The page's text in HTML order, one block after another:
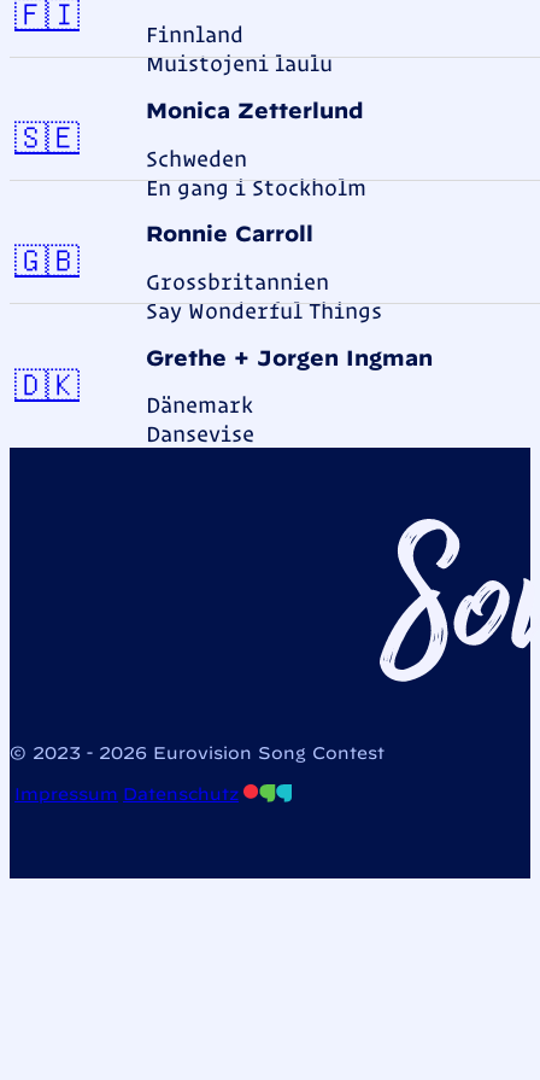
Finnland
Muistojeni laulu
🇫🇮Finnland
Monica Zetterlund
Schweden
En gang i Stockholm
🇸🇪Schweden
Ronnie Carroll
Grossbritannien
Say Wonderful Things
🇬🇧Grossbritannien
Grethe + Jorgen Ingman
Dänemark
Dansevise
🇩🇰Dänemark
© 2023 - 2026 Eurovision Song Contest
Impressum Datenschutz